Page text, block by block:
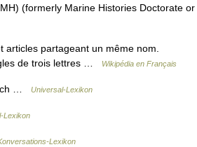
(formerly Marine Histories Doctorate or
partageant un même nom.
de trois lettres …
Wikipédia en Français
… Universal-Lexikon
Lexikon
Lexikon